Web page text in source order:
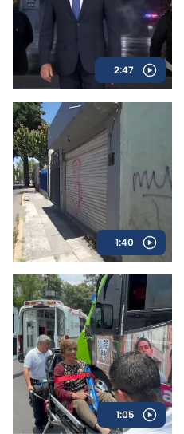
2:47
1:40
1:05